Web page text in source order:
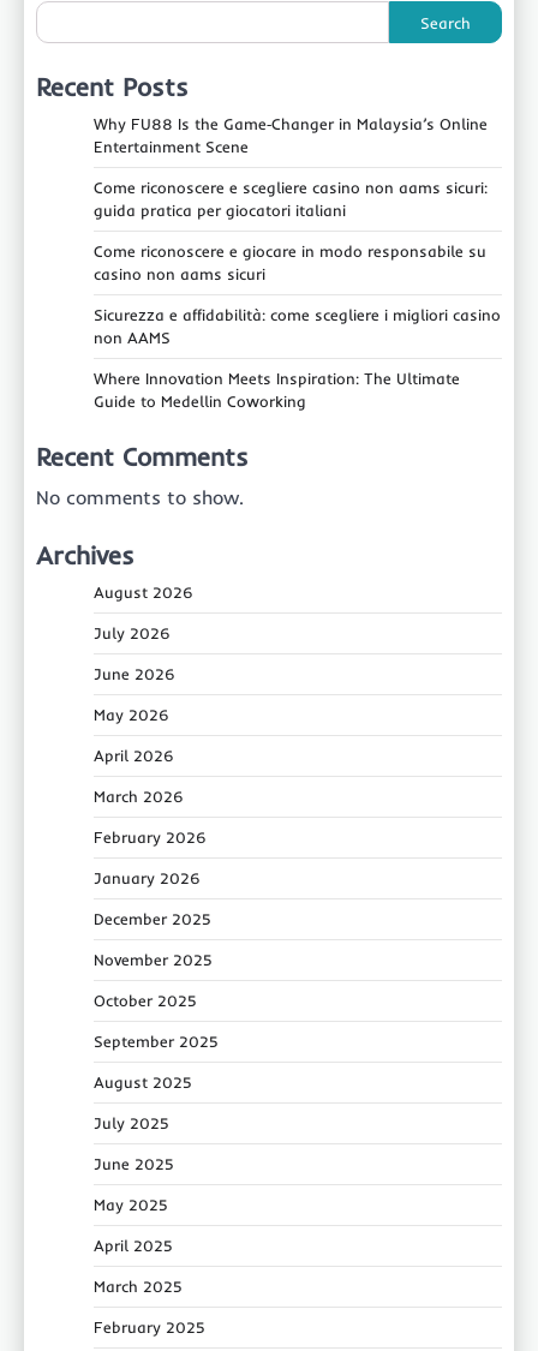
Search
Recent Posts
Why FU88 Is the Game‑Changer in Malaysia’s Online
Entertainment Scene
Come riconoscere e scegliere casino non aams sicuri:
guida pratica per giocatori italiani
Come riconoscere e giocare in modo responsabile su
casino non aams sicuri
Sicurezza e affidabilità: come scegliere i migliori casino
non AAMS
Where Innovation Meets Inspiration: The Ultimate
Guide to Medellin Coworking
Recent Comments
No comments to show.
Archives
August 2026
July 2026
June 2026
May 2026
April 2026
March 2026
February 2026
January 2026
December 2025
November 2025
October 2025
September 2025
August 2025
July 2025
June 2025
May 2025
April 2025
March 2025
February 2025